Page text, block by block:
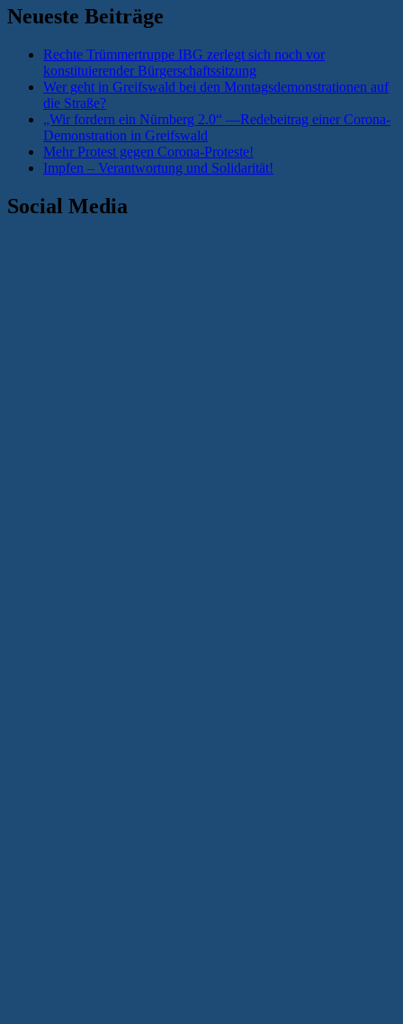
Neueste Beiträge
Rechte Trümmertruppe IBG zerlegt sich noch vor
konstituierender Bürgerschaftssitzung
Wer geht in Greifswald bei den Montagsdemonstrationen auf
die Straße?
„Wir fordern ein Nürnberg 2.0“ —Redebeitrag einer Corona-
Demonstration in Greifswald
Mehr Protest gegen Corona-Proteste!
Impfen – Verantwortung und Solidarität!
Social Media